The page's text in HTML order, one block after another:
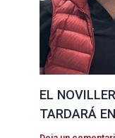
EL
TARDARÁ